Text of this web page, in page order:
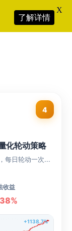
4
化轮动策略
每日轮动一次...
收益
+1138.7%
了解详情
X